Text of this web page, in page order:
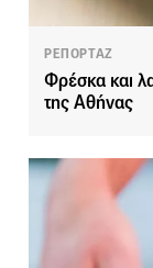
ΡΕΠΟΡΤΑΖ
Φρέσκα και
της Αθήνας